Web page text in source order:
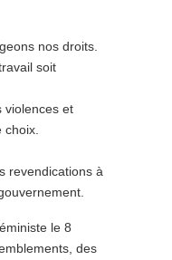
nos droits.
soit
violences et
revendications à
le 8
des